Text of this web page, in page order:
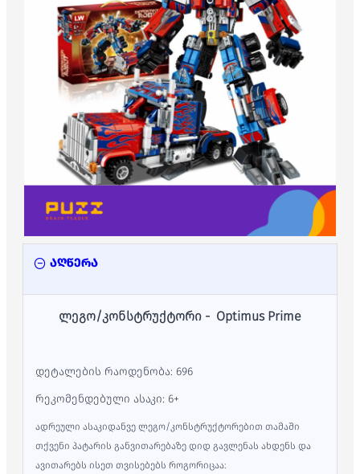
აღწერა
ლეგო/კონსტრუქტორი - Optimus Prime
დეტალების რაოდენობა: 696
რეკომენდებული ასაკი: 6+
ადრეული ასაკიდანვე ლეგო/კონსტრუქტორებით თამაში
თქვენი პატარის განვითარებაზე დიდ გავლენას ახდენს და
ავითარებს ისეთ თვისებებს როგორიცაა: